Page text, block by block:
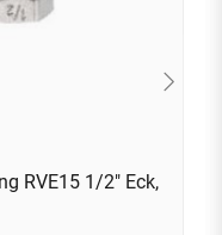
RVE15 1/2" Eck,